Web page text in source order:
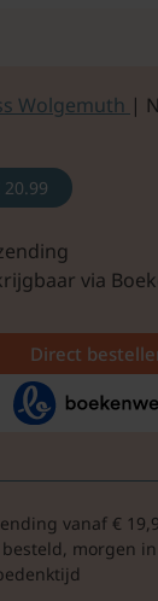
Wolgemuth |
20.99
via
Direct
vanaf €
besteld, morgen